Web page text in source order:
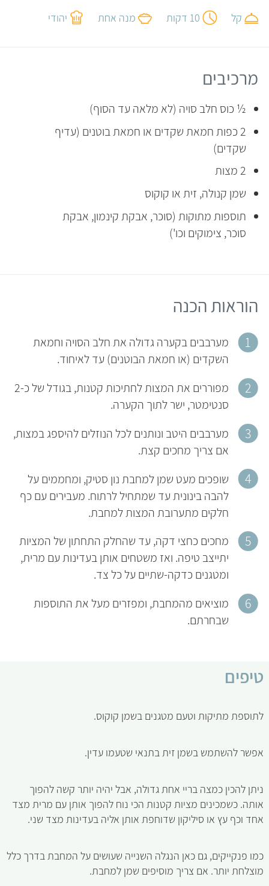
קל 10 דקות מנה אחת יהודי
מרכיבים
½ כוס חלב סויה (לא מלאה עד הסוף)
2 כפות חמאת שקדים או חמאת בוטנים (עדיף
שקדים)
2 מצות
שמן קנולה, זית או קוקוס
תוספות מתוקות (סוכר, אבקת קינמון, אבקת
סוכר, צימוקים וכו')
הוראות הכנה
מערבבים בקערה גדולה את חלב הסויה וחמאת
השקדים (או חמאת הבוטנים) עד לאיחוד.
מפוררים את המצות לחתיכות קטנות, בגודל של כ-2
סנטימטר, ישר לתוך הקערה.
מערבבים היטב ונותנים לכל הנוזלים להיספג במצות,
אם צריך מחכים קצת.
שופכים מעט שמן למחבת נון סטיק, ומחממים על
להבה בינונית עד שמתחיל לרתוח. מעבירים עם כף
חלקים מתערובת המצות למחבת.
מחכים כחצי דקה, עד שהחלק התחתון של המציות
יתייצב טיפה. ואז משטחים אותן בעדינות עם מרית,
ומטגנים כדקה-שתיים על כל צד.
מוציאים מהמחבת, ומפזרים מעל את התוספות
שבחרתם.
טיפים
לתוספת מתיקות וטעם מטגנים בשמן קוקוס.
אפשר להשתמש בשמן זית בתנאי שטעמו עדין.
ניתן להכין כמצה בריי אחת גדולה, אבל יהיה יותר קשה להפוך
אותה. כשמכינים מציות קטנות הכי נוח להפוך אותן עם מרית מצד
אחד וכף עץ או סיליקון שדוחפת אותן אליה בעדינות מצד שני.
כמו פנקייקים, גם כאן הנגלה השנייה שעושים על המחבת בדרך כלל
מוצלחת יותר. אם צריך מוסיפים שמן למחבת.